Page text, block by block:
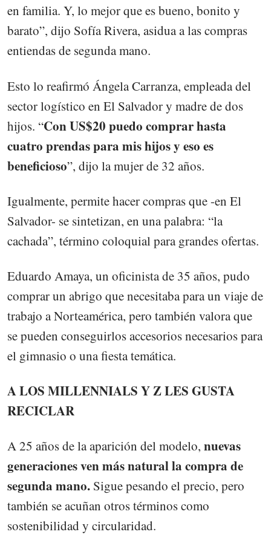
en familia. Y, lo mejor que es bueno, bonito y
barato”, dijo Sofía Rivera, asidua a las compras
entiendas de segunda mano.
Esto lo reafirmó Ángela Carranza, empleada del
sector logístico en El Salvador y madre de dos
hijos. “Con US$20 puedo comprar hasta
cuatro prendas para mis hijos y eso es
beneficioso”, dijo la mujer de 32 años.
Igualmente, permite hacer compras que -en El
Salvador- se sintetizan, en una palabra: “la
cachada”, término coloquial para grandes ofertas.
Eduardo Amaya, un oficinista de 35 años, pudo
comprar un abrigo que necesitaba para un viaje de
trabajo a Norteamérica, pero también valora que
se pueden conseguirlos accesorios necesarios para
el gimnasio o una fiesta temática.
A LOS MILLENNIALS Y Z LES GUSTA
RECICLAR
A 25 años de la aparición del modelo, nuevas
generaciones ven más natural la compra de
segunda mano. Sigue pesando el precio, pero
también se acuñan otros términos como
sostenibilidad y circularidad.